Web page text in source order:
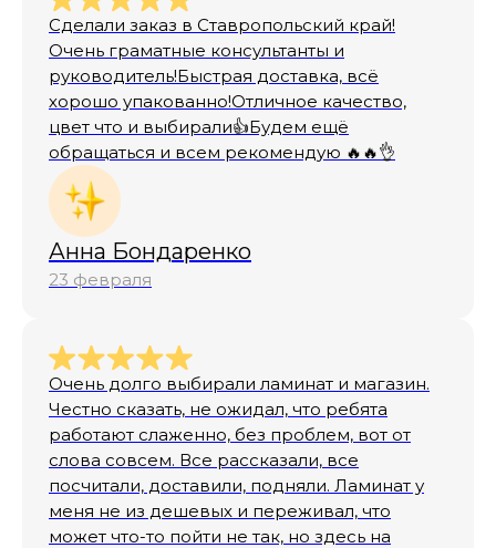
Сделали заказ в Ставропольский край!
Очень граматные консультанты и
руководитель!Быстрая доставка, всё
хорошо упакованно!Отличное качество,
цвет что и выбирали👍Будем ещё
обращаться и всем рекомендую 🔥🔥👌
Анна Бондаренко
23 февраля
Очень долго выбирали ламинат и магазин.
Честно сказать, не ожидал, что ребята
работают слаженно, без проблем, вот от
слова совсем. Все рассказали, все
посчитали, доставили, подняли. Ламинат у
меня не из дешевых и переживал, что
может что-то пойти не так, но здесь на